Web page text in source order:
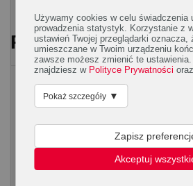
PRZECZYTAJ
Używamy cookies w celu świadczenia
prowadzenia statystyk. Korzystanie z
ustawień Twojej przeglądarki oznacza,
umieszczane w Twoim urządzeniu
zawsze możesz zmienić te ustawienia.
znajdziesz w Polityce Prywatności oraz
Pokaż szczegóły ▼
Zapisz
Akceptuj